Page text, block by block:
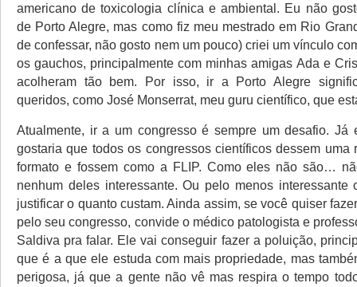
americano de toxicologia clínica e ambiental. Eu não
de Porto Alegre, mas como fiz meu mestrado em Rio
de confessar, não gosto nem um pouco) criei um vínculo
os gauchos, principalmente com minhas amigas Ada e
acolheram tão bem. Por isso, ir a Porto Alegre
queridos, como José Monserrat, meu guru científico, que
Atualmente, ir a um congresso é sempre um desafio. Já
gostaria que todos os congressos científicos dessem uma
formato e fossem como a FLIP. Como eles não são…
nenhum deles interessante. Ou pelo menos interessante
justificar o quanto custam. Ainda assim, se você quiser
pelo seu congresso, convide o médico patologista e
Saldiva pra falar. Ele vai conseguir fazer a poluição,
que é a que ele estuda com mais propriedade, mas
perigosa, já que a gente não vê mas respira o tempo